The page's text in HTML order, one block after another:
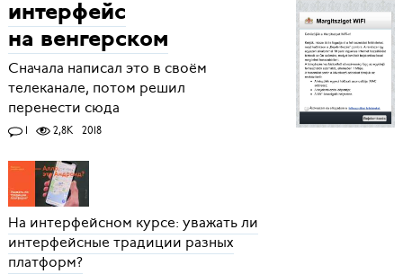
интерфейс
на венгерском
Сначала написал это в своём
телеканале, потом решил
перенести сюда
1 2,8K 2018
На интерфейсном курсе: уважать ли
интерфейсные традиции разных
платформ?